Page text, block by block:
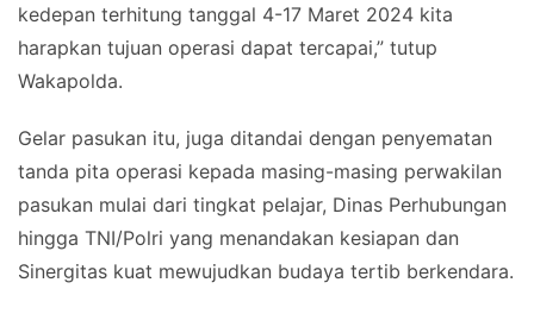
kedepan terhitung tanggal 4-17 Maret 2024 kita
harapkan tujuan operasi dapat tercapai,” tutup
Wakapolda.
Gelar pasukan itu, juga ditandai dengan penyematan
tanda pita operasi kepada masing-masing perwakilan
pasukan mulai dari tingkat pelajar, Dinas Perhubungan
hingga TNI/Polri yang menandakan kesiapan dan
Sinergitas kuat mewujudkan budaya tertib berkendara.